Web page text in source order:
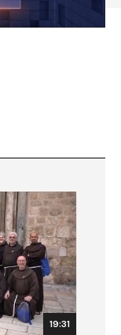
19:31